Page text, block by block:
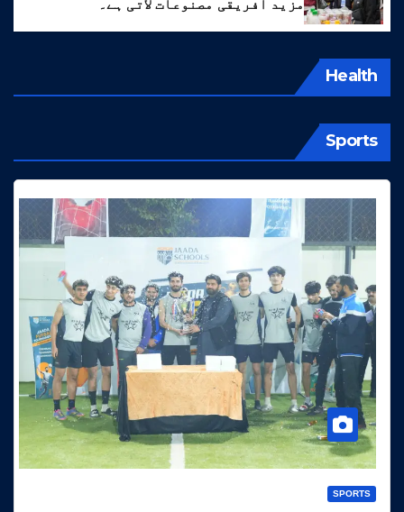
مزید افریقی مصنوعات لاتی ہے۔
Health
Sports
SPORTS